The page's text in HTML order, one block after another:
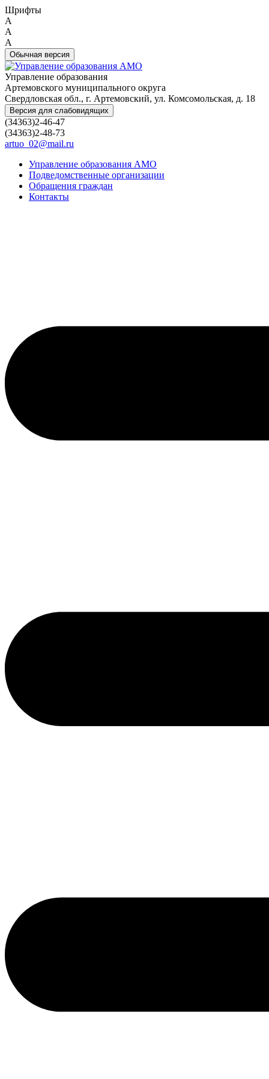
Шрифты
A
A
A
Обычная версия
Управление образования
Артемовского муниципального округа
Свердловская обл., г. Артемовский, ул. Комсомольская, д. 18
Версия для слабовидящих
(34363)2-46-47
(34363)2-48-73
artuo_02@mail.ru
Управление образования АМО
Подведомственные организации
Обращения граждан
Контакты